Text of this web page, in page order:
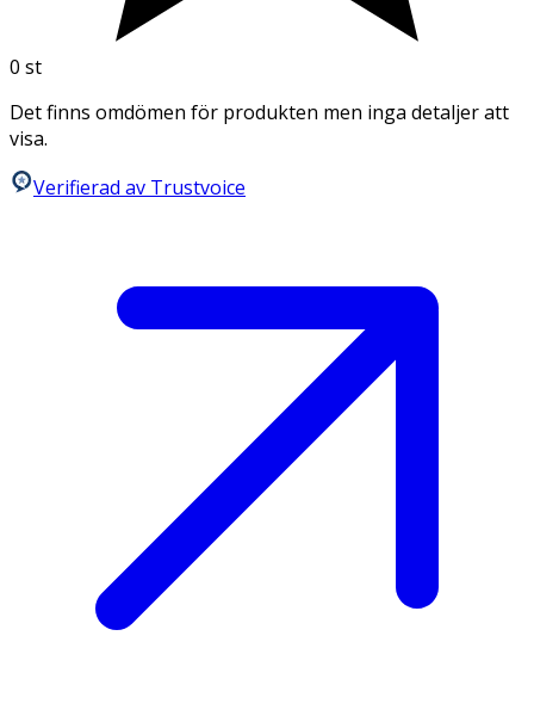
0 st
Det finns omdömen för produkten men inga detaljer att
visa.
Verifierad av Trustvoice